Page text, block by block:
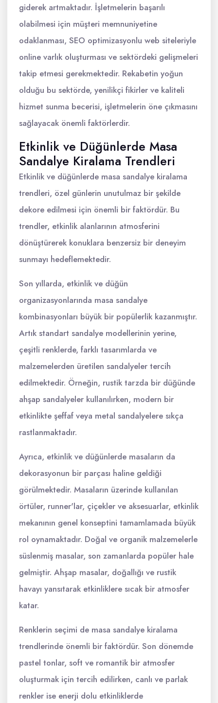
giderek artmaktadır. İşletmelerin başarılı
olabilmesi için müşteri memnuniyetine
odaklanması, SEO optimizasyonlu web siteleriyle
online varlık oluşturması ve sektördeki gelişmeleri
takip etmesi gerekmektedir. Rekabetin yoğun
olduğu bu sektörde, yenilikçi fikirler ve kaliteli
hizmet sunma becerisi, işletmelerin öne çıkmasını
sağlayacak önemli faktörlerdir.
Etkinlik ve Düğünlerde Masa
Sandalye Kiralama Trendleri
Etkinlik ve düğünlerde masa sandalye kiralama
trendleri, özel günlerin unutulmaz bir şekilde
dekore edilmesi için önemli bir faktördür. Bu
trendler, etkinlik alanlarının atmosferini
dönüştürerek konuklara benzersiz bir deneyim
sunmayı hedeflemektedir.
Son yıllarda, etkinlik ve düğün
organizasyonlarında masa sandalye
kombinasyonları büyük bir popülerlik kazanmıştır.
Artık standart sandalye modellerinin yerine,
çeşitli renklerde, farklı tasarımlarda ve
malzemelerden üretilen sandalyeler tercih
edilmektedir. Örneğin, rustik tarzda bir düğünde
ahşap sandalyeler kullanılırken, modern bir
etkinlikte şeffaf veya metal sandalyelere sıkça
rastlanmaktadır.
Ayrıca, etkinlik ve düğünlerde masaların da
dekorasyonun bir parçası haline geldiği
görülmektedir. Masaların üzerinde kullanılan
örtüler, runner'lar, çiçekler ve aksesuarlar, etkinlik
mekanının genel konseptini tamamlamada büyük
rol oynamaktadır. Doğal ve organik malzemelerle
süslenmiş masalar, son zamanlarda popüler hale
gelmiştir. Ahşap masalar, doğallığı ve rustik
havayı yansıtarak etkinliklere sıcak bir atmosfer
katar.
Renklerin seçimi de masa sandalye kiralama
trendlerinde önemli bir faktördür. Son dönemde
pastel tonlar, soft ve romantik bir atmosfer
oluşturmak için tercih edilirken, canlı ve parlak
renkler ise enerji dolu etkinliklerde